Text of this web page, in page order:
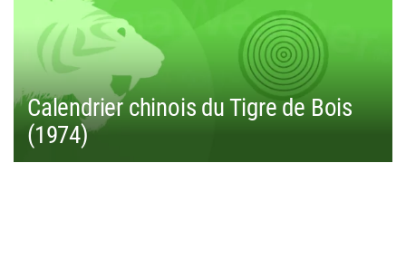
Calendrier chinois du Tigre de Bois
(1974)